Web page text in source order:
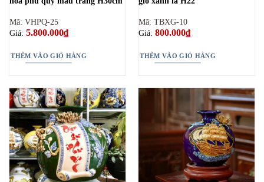
Mã: VHPQ-25
Giá: 5.800.000₫
THÊM VÀO GIỎ HÀNG
Mã: TBXG-10
Giá: 800.000₫
THÊM VÀO GIỎ HÀNG